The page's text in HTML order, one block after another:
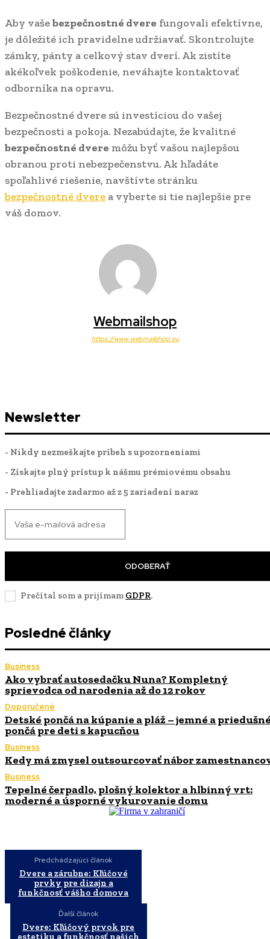
Aby vašebezpečnostné dvere fungovali efektívne,
je dôležité ich pravidelne udržiavať. Skontrolujte
zámky, pánty a celkový stav dverí. Ak zistíte
akékoľvek poškodenie, neváhajte kontaktovať
odborníka na opravu.
Bezpečnostné dvere sú investíciou do vašej
bezpečnosti a pokoja. Nezabúdajte, že kvalitné
bezpečnostné dvere môžu byť vašou najlepšou
obranou proti nebezpečenstvu. Ak hľadáte
spoľahlivé riešenie, navštívte stránku
bezpečnostné dvere a vyberte si tie najlepšie pre
váš domov.
Webmailshop
https://www.webmailshop.eu
Newsletter
- Nikdy nezmeškajte príbeh s upozorneniami
- Získajte plný prístup k nášmu prémiovému obsahu
- Prehliadajte zadarmo až z 5 zariadení naraz
ODOBERAŤ
Prečítal som a prijímam GDPR.
Posledné články
Business
Ako vybrať autosedačku Nuna? Kompletný
sprievodca od narodenia až do 12 rokov
Doporučené
Detské pončá na kúpanie a pláž – jemné a
pončá pre deti s kapucňou
Business
Kedy má zmysel outsourcovať nábor
Business
Tepelné čerpadlo, plošný kolektor a hlbinný vrt:
moderné a úsporné vykurovanie domu
Predchádzajúci článok
Dvere a zárubne: Kľúčové
prvky pre dizajn a
funkčnosť vášho domova
Ďalší článok
Dvere: Kľúčový prvok pre
estetiku a funkčnosť našich